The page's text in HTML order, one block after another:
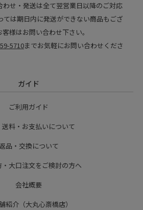
わせ・発送は全て翌営業日以降のご対応
ては期日内に発送ができない商品もござ
様はお問い合わせ下さい。
5710までお気軽にお問い合わせくださ
ガイド
ご利用ガイド
送料・お支払いについて
品・交換について
・大口注文をご検討の方へ
会社概要
紹介（大丸心斎橋店）